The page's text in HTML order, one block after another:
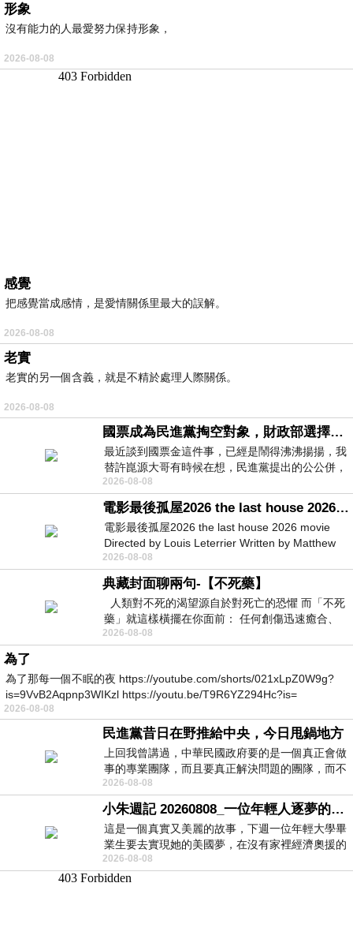
形象
沒有能力的人最愛努力保持形象，
2026-08-08
感覺
把感覺當成感情，是愛情關係里最大的誤解。
2026-08-08
老實
老實的另一個含義，就是不精於處理人際關係。
2026-08-08
國票成為民進黨掏空對象，財政部選擇性失憶
最近談到國票金這件事，已經是鬧得沸沸揚揚，我
替許崑源大哥有時候在想，民進黨提出的公公併，
其實就是想要國庫通黨庫，鬧出最大的醜
2026-08-08
電影最後孤屋2026 the last house 2026 movie
電影最後孤屋2026 the last house 2026 movie
Directed by Louis Leterrier Written by Matthew
Robinson Starring Greta Lee Wa
2026-08-08
典藏封面聊兩句-【不死藥】
人類對不死的渴望源自於對死亡的恐懼 而「不死
藥」就這樣橫擺在你面前： 任何創傷迅速癒合、
停止衰老、痛覺消失…堪
2026-08-08
為了
為了那每一個不眠的夜 https://youtube.com/shorts/021xLpZ0W9g?
is=9VvB2Aqpnp3WIKzl https://youtu.be/T9R6YZ294Hc?is=
2026-08-08
民進黨昔日在野推給中央，今日甩鍋地方
上回我曾講過，中華民國政府要的是一個真正會做
事的專業團隊，而且要真正解決問題的團隊，而不
是只會到處甩鍋的雙標團隊，最近民進黨
2026-08-08
小朱週記 20260808_一位年輕人逐夢的真實故事
這是一個真實又美麗的故事，下週一位年輕大學畢
業生要去實現她的美國夢，在沒有家裡經濟奧援的
情況下，靠著自我努力工作累積出國基
2026-08-08